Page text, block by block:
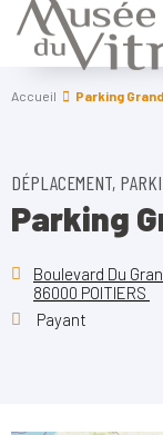
Accueil Parking
DÉPLACEMENT,
Parking
Boulevard Du
86000 POITIERS
Payant